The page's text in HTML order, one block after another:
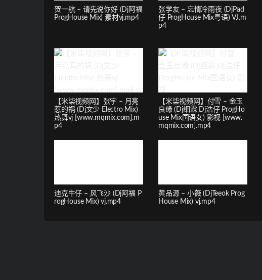
贺一航 – 请先说你好 (Dj阿福
ProgHouse Mix) 素材vj.mp4
张学友 – 忘情冷雨夜 (DjPad
仔 ProgHouse Mix粤语) VJ.m
p4
【米柒视频网】张宇 – 月亮
惹的祸 (Dj文少 Electro Mix)
热舞vj [www.mqmix.com].m
p4
【米柒视频网】付雪 – 金玉
良缘 (Dj细霖 Dj浩仔 ProgHo
use Mix国语女) 影视 [www.
mqmix.com].mp4
迪克牛仔 – 风飞沙 (Dj阿福 P
rogHouse Mix) vj.mp4
黄品源 – 小薇 (DjTeeok Prog
House Mix) vj.mp4